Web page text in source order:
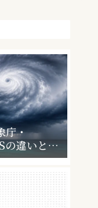
庁・
違いと、
どうなるか